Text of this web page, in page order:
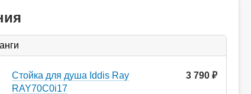
Стойка для душа Iddis Ray
RAY70C0i17
3 790